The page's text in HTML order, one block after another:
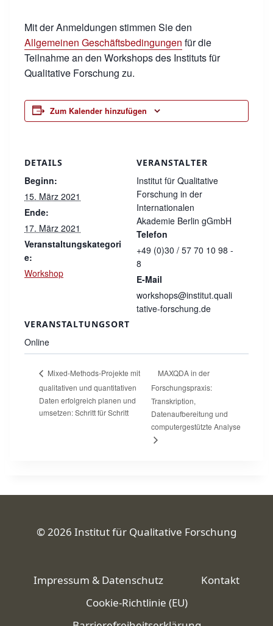
Mit der Anmeldungen stimmen Sie den
Allgemeinen Geschäftsbedingungen für die
Teilnahme an den Workshops des Instituts für
Qualitative Forschung zu.
Zum Kalender hinzufügen
DETAILS
Beginn:
15. März 2021
Ende:
17. März 2021
Veranstaltungskategori
e:
Workshop
VERANSTALTUNGSORT
Online
VERANSTALTER
Institut für Qualitative
Forschung in der
Internationalen
Akademie Berlin gGmbH
Telefon
+49 (0)30 / 57 70 10 98 -
8
E-Mail
workshops@institut.quali
tative-forschung.de
Mixed-Methods-Projekte mit
qualitativen und quantitativen
Daten erfolgreich planen und
umsetzen: Schritt für Schritt
MAXQDA in der
Forschungspraxis:
Transkription,
Datenaufbereitung und
computergestützte Analyse
© 2026 Institut für Qualitative Forschung
Impressum & Datenschutz
Kontakt
Cookie-Richtlinie (EU)